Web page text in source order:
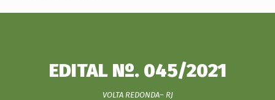
EDITAL Nº. 045/2021
VOLTA REDONDA– RJ